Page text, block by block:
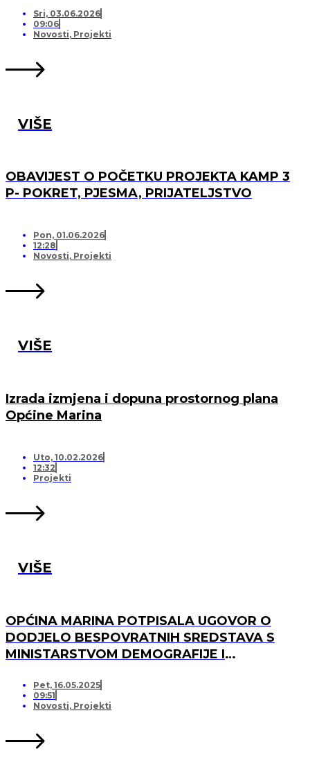
Sri, 03.06.2026
09:06
Novosti, Projekti
VIŠE
OBAVIJEST O POČETKU PROJEKTA KAMP 3
P- POKRET, PJESMA, PRIJATELJSTVO
Pon, 01.06.2026
12:28
Novosti, Projekti
VIŠE
Izrada izmjena i dopuna prostornog plana
Općine Marina
Uto, 10.02.2026
12:32
Projekti
VIŠE
OPĆINA MARINA POTPISALA UGOVOR O
DODJELO BESPOVRATNIH SREDSTAVA S
MINISTARSTVOM DEMOGRAFIJE I
OPREMANJA DJEČJEG IGRALIŠTA U
SVINCIMA
Pet, 16.05.2025
09:51
Novosti, Projekti